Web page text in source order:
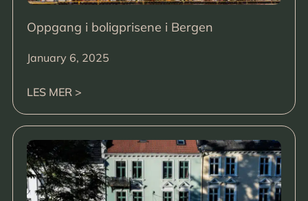
Oppgang i boligprisene i Bergen
January 6, 2025
LES MER >